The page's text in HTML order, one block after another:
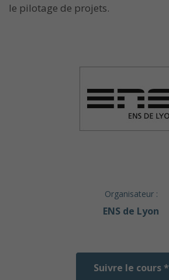
le pilotage de projets.
Organisateur :
ENS de Lyon
Suivre le cours *